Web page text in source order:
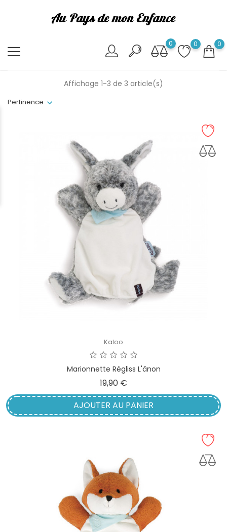
0
0
0
Pertinence
Affichage 1-3 de 3 article(s)
Kaloo
Marionnette Régliss L'ânon
19,90 €
AJOUTER AU PANIER